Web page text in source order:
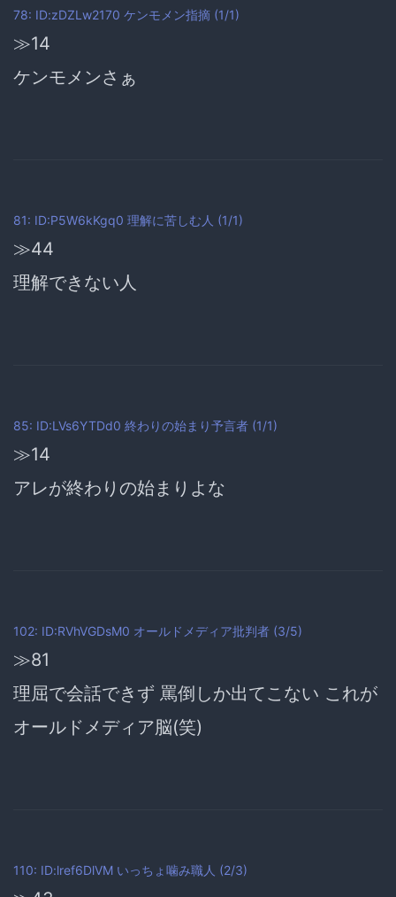
78: ID:zDZLw2170 ケンモメン指摘 (1/1)
≫14
ケンモメンさぁ
81: ID:P5W6kKgq0 理解に苦しむ人 (1/1)
≫44
理解できない人
85: ID:LVs6YTDd0 終わりの始まり予言者 (1/1)
≫14
アレが終わりの始まりよな
102: ID:RVhVGDsM0 オールドメディア批判者 (3/5)
≫81
理屈で会話できず 罵倒しか出てこない これが
オールドメディア脳(笑)
110: ID:lref6DlVM いっちょ噛み職人 (2/3)